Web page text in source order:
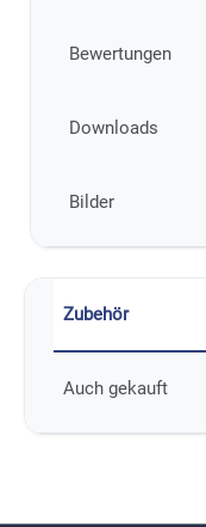
Bewertungen
Downloads
Bilder
Zubehör
Auch gekauft